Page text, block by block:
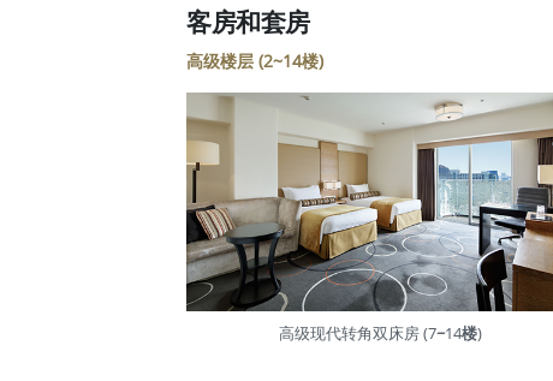
客房和套房
高级楼层 (2~14楼)
高级现代转角双床房 (7~14楼)